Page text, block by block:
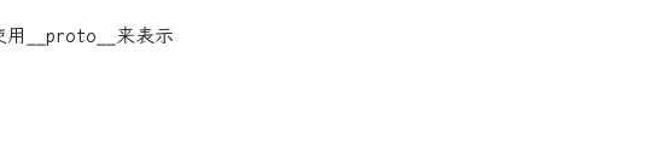
__proto__来表示